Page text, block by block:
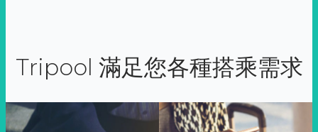
Tripool 滿足您各種搭乘需求